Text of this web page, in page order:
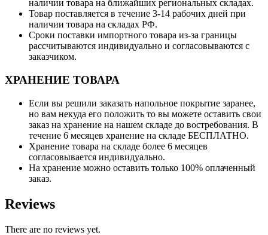
наличии товара на ближайших региональных складах.
Товар поставляется в течение 3-14 рабочих дней при
наличии товара на складах РФ.
Сроки поставки импортного товара из-за границы
рассчитываются индивидуально и согласовываются с
заказчиком.
ХРАНЕНИЕ ТОВАРА
Если вы решили заказать напольное покрытие заранее,
но вам некуда его положить то вы можете оставить свои
заказ на хранение на нашем складе до востребования. В
течение 6 месяцев хранение на складе БЕСПЛАТНО.
Хранение товара на складе более 6 месяцев
согласовывается индивидуально.
На хранение можно оставить только 100% оплаченный
заказ.
Reviews
There are no reviews yet.